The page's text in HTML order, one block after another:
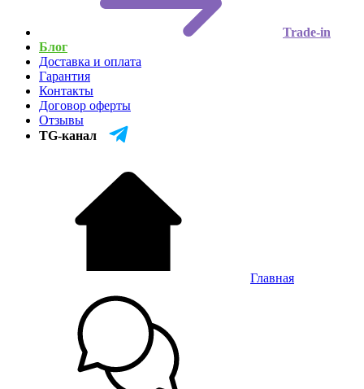
Trade-in
Блог
Доставка и оплата
Гарантия
Контакты
Договор оферты
Отзывы
TG-канал
Главная